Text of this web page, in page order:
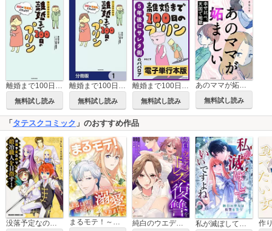
離婚まで100日のプリン
無料試し読み
離婚まで100日のプリン【分冊版】
無料試し読み
離婚まで100日のプリン【電子単行本版】
無料試し読み
あのママが妬ましい 幸せ比べ、天国で地獄
無料試し読み
「 タテスクコミック 」のおすすめ作品
没落予定なので、鍛冶職人を目指す【タテスク】 まるモテ！～まるいほどモテる世界で溺愛されました～【タテスク】 純白のウエディングドレスで復讐を【タテスク】 私が滅ぼしていいですよね 純白の聖女は復讐を誓う【タテスク】